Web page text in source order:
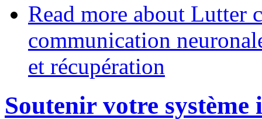
Read more about Lutter
communication
et récupération
Soutenir votre